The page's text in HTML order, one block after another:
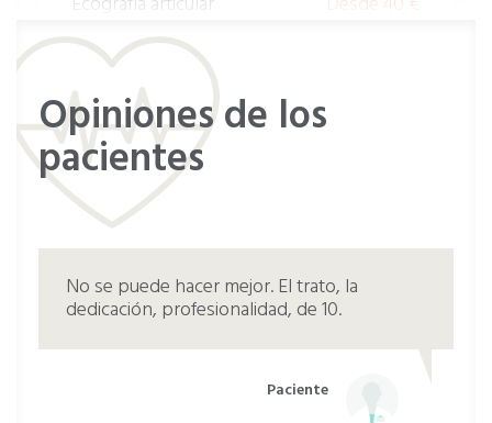
Visita Reumatología
Opiniones de los
pacientes
No se puede hacer mejor. El trato, la
dedicación, profesionalidad, de 10.
Paciente